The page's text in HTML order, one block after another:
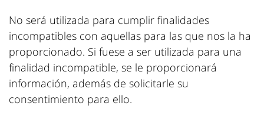
No será utilizada para cumplir finalidades
incompatibles con aquellas para las que nos la ha
proporcionado. Si fuese a ser utilizada para una
finalidad incompatible, se le proporcionará
información, además de solicitarle su
consentimiento para ello.